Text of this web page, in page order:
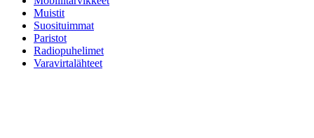
Muistit
Suosituimmat
Paristot
Radiopuhelimet
Varavirtalähteet